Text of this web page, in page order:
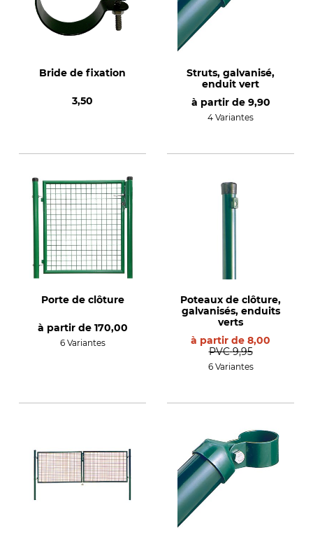
Bride de fixation
3,50
Struts, galvanisé,
enduit vert
à partir de 9,90
4 Variantes
Porte de clôture
à partir de 170,00
6 Variantes
Poteaux de clôture,
galvanisés, enduits
verts
à partir de 8,00
PVC 9,95
6 Variantes